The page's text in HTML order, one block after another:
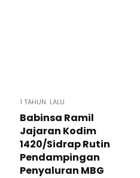
1 TAHUN LALU
Babinsa Ramil
Jajaran Kodim
1420/Sidrap Rutin
Pendampingan
Penyaluran MBG